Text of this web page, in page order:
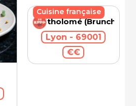
Bartholomé (Brunch)
Lyon - 69001
€€
Cuisine française